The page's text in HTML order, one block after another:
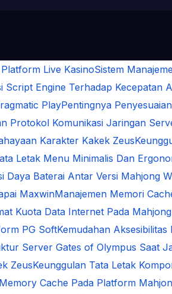
Live KasinoSistem
Script Engine Terhadap Kecepatan
PlayPentingnya
Protokol Komunikasi Jaringan
Karakter Kakek Zeus
Letak Menu Minimalis Dan
Daya Baterai Antar Versi Mahjong
MaxwinManajemen Memori
Kuota Data Internet Pada
PG SoftKemudahan
Server Gates of Olympus Saat
ZeusKeunggulan Tata Letak
Cache Pada Platform